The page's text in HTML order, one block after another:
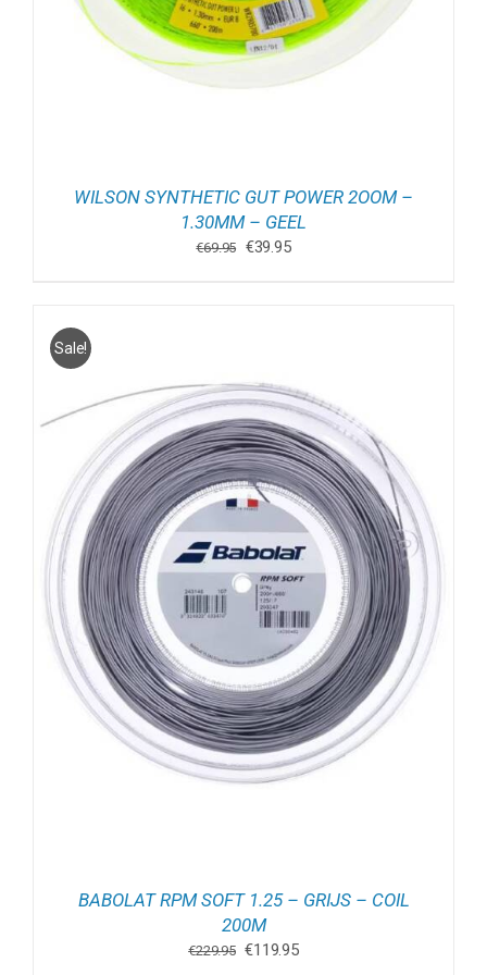
WILSON SYNTHETIC GUT POWER 2OOM –
1.30MM – GEEL
€69.95 Oorspronkelijke
€39.95Huidige
Sale!
BABOLAT RPM SOFT 1.25 – GRIJS – COIL
200M
€229.95 Oorspronkelijke
€119.95Huidige